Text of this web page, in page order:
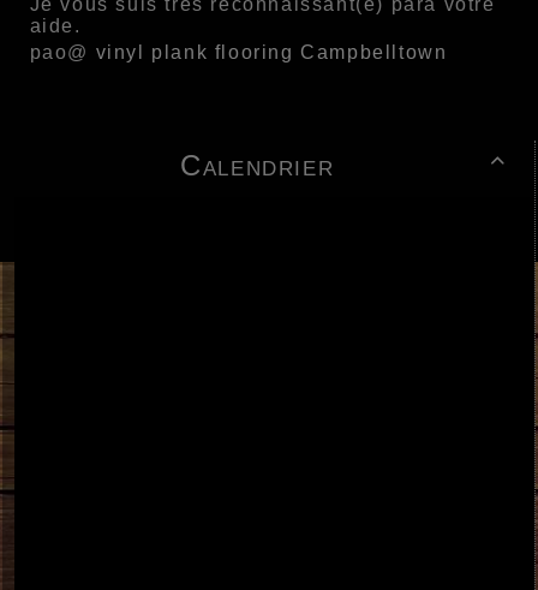

Calendrier
aide.
pao@ vinyl plank flooring Campbelltown